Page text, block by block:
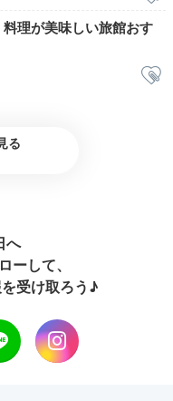
ゆっくりお仕度でき
料理が美味しい旅館おす
る
へ
ーして、
受け取ろう♪